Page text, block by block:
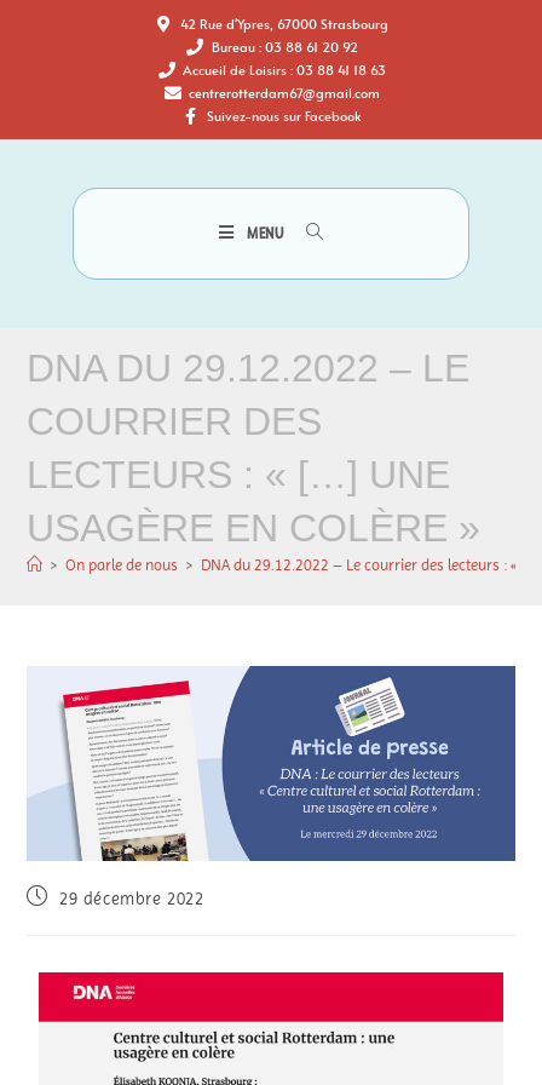
42 Rue d'Ypres, 67000 Strasbourg
Bureau : 03 88 61 20 92
Accueil de Loisirs : 03 88 41 18 63
centrerotterdam67@gmail.com
Suivez-nous sur Facebook
MENU
DNA DU 29.12.2022 – LE
COURRIER DES
LECTEURS : « […] UNE
USAGÈRE EN COLÈRE »
> On parle de nous > DNA du 29.12.2022 – Le courrier des lecteurs : «
29 décembre 2022